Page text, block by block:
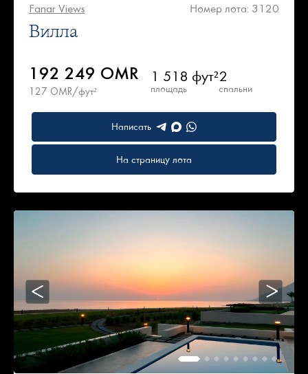
Fanar Views Номер лота: 3120
Вилла
192 249 OMR
127 OMR/фут²
1 518 фут²
площадь
2
спальни
Написать
На страницу лота